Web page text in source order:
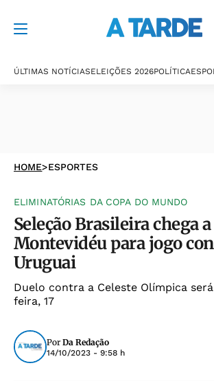
ÚLTIMAS NOTÍCIASELEIÇÕES 2026POLÍTICA
HOME>ESPORTES
ELIMINATÓRIAS DA COPA DO MUNDO
Seleção Brasileira chega a
Montevidéu para jogo
Uruguai
Duelo contra a Celeste Olímpica
feira, 17
Por Da Redação
14/10/2023 - 9:58 h